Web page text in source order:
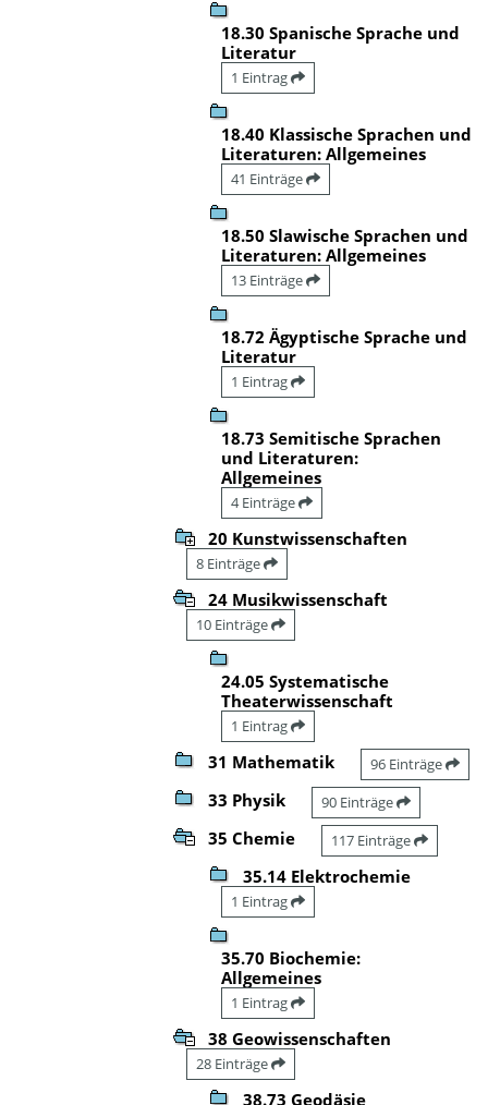
18.30 Spanische Sprache und
Literatur
1 Eintrag
18.40 Klassische Sprachen und
Literaturen: Allgemeines
41 Einträge
18.50 Slawische Sprachen und
Literaturen: Allgemeines
13 Einträge
18.72 Ägyptische Sprache und
Literatur
1 Eintrag
18.73 Semitische Sprachen
und Literaturen:
Allgemeines
4 Einträge
20 Kunstwissenschaften
8 Einträge
24 Musikwissenschaft
10 Einträge
24.05 Systematische
Theaterwissenschaft
1 Eintrag
31 Mathematik 96 Einträge
33 Physik 90 Einträge
35 Chemie 117 Einträge
35.14 Elektrochemie
1 Eintrag
35.70 Biochemie:
Allgemeines
1 Eintrag
38 Geowissenschaften
28 Einträge
38.73 Geodäsie